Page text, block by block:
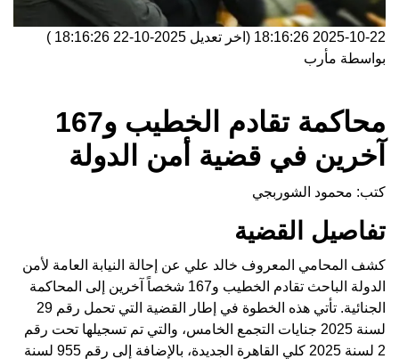
2025-10-22 18:16:26 (اخر تعديل 2025-10-22 18:16:26
)
بواسطة مأرب
محاكمة تقادم الخطيب و167
آخرين في قضية أمن الدولة
كتب: محمود الشوربجي
تفاصيل القضية
كشف المحامي المعروف خالد علي عن إحالة النيابة العامة لأمن
الدولة الباحث تقادم الخطيب و167 شخصاً آخرين إلى المحاكمة
الجنائية. تأتي هذه الخطوة في إطار القضية التي تحمل رقم 29
لسنة 2025 جنايات التجمع الخامس، والتي تم تسجيلها تحت رقم
2 لسنة 2025 كلي القاهرة الجديدة، بالإضافة إلى رقم 955 لسنة